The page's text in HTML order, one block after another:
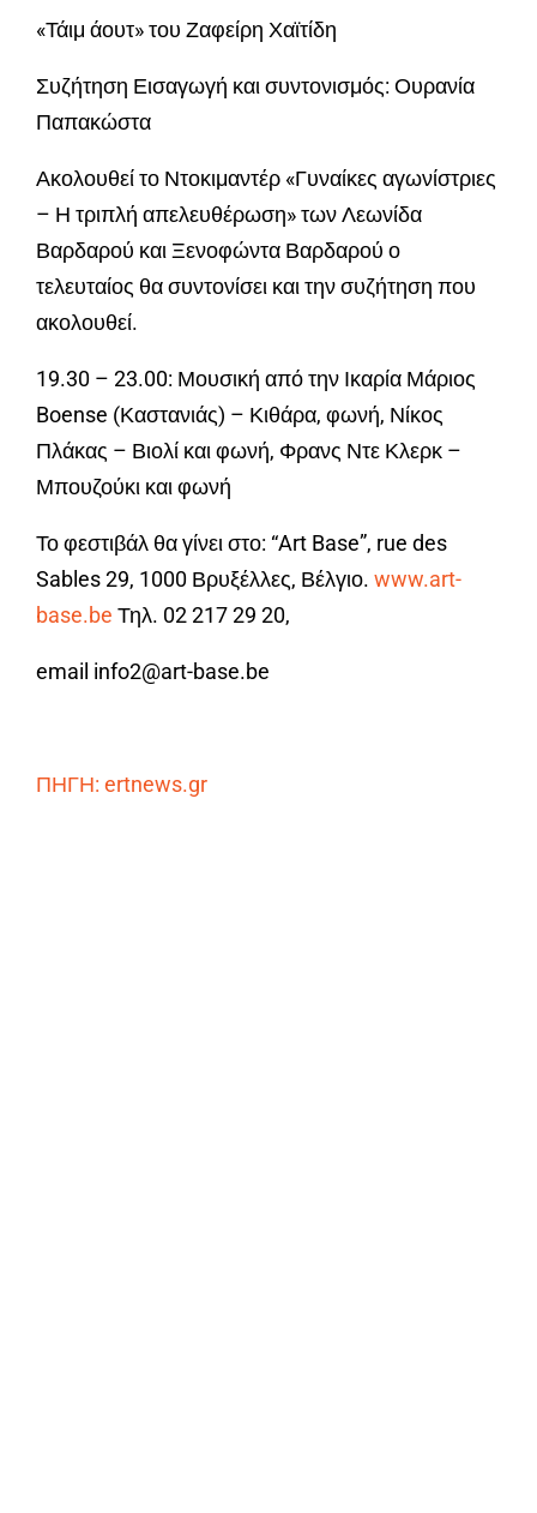
«Τάιμ άουτ» του Ζαφείρη Χαϊτίδη
Συζήτηση Εισαγωγή και συντονισμός: Ουρανία
Παπακώστα
Ακολουθεί το Ντοκιμαντέρ «Γυναίκες αγωνίστριες
– Η τριπλή απελευθέρωση» των Λεωνίδα
Βαρδαρού και Ξενοφώντα Βαρδαρού ο
τελευταίος θα συντονίσει και την συζήτηση που
ακολουθεί.
19.30 – 23.00: Μουσική από την Ικαρία Μάριος
Boense (Καστανιάς) – Κιθάρα, φωνή, Νίκος
Πλάκας – Βιολί και φωνή, Φρανς Ντε Κλερκ –
Μπουζούκι και φωνή
Το φεστιβάλ θα γίνει στο: “Art Base”, rue des
Sables 29, 1000 Βρυξέλλες, Βέλγιο. www.art-
base.be Τηλ. 02 217 29 20,
email info2@art-base.be
ΠΗΓΗ: ertnews.gr